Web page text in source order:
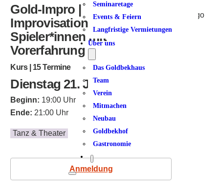
Seminaretage
Events & Feiern
Langfristige Vermietungen
Über uns
Das Goldbekhaus
Team
Verein
Mitmachen
Neubau
Goldbekhof
Gastronomie
Gold-Impro |
Improvisationstheater für
Spieler*innen mit
Vorerfahrung
Kurs | 15 Termine
Dienstag 21. Januar 2025
Beginn: 19:00 Uhr
Ende: 21:00 Uhr
Tanz & Theater
Anmeldung